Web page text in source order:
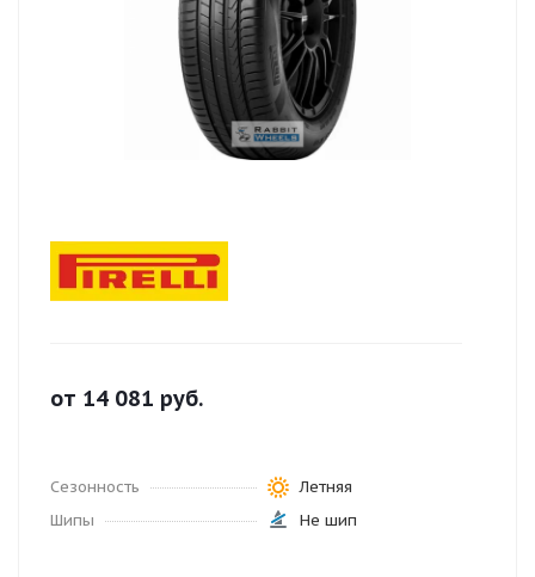
от 14 081 руб.
Сезонность
Летняя
Шипы
Не шип